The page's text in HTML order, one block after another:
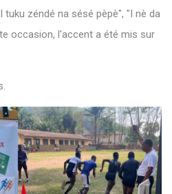
zéndé na sésé pèpè", "I nè da
occasion, l'accent a été mis sur